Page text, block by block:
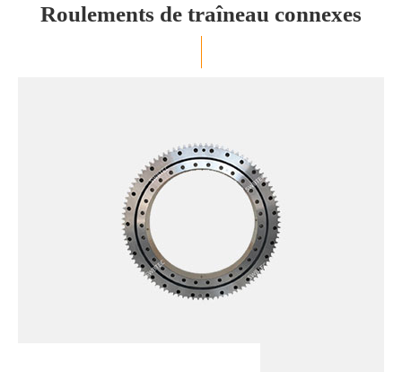
Roulements de traîneau connexes